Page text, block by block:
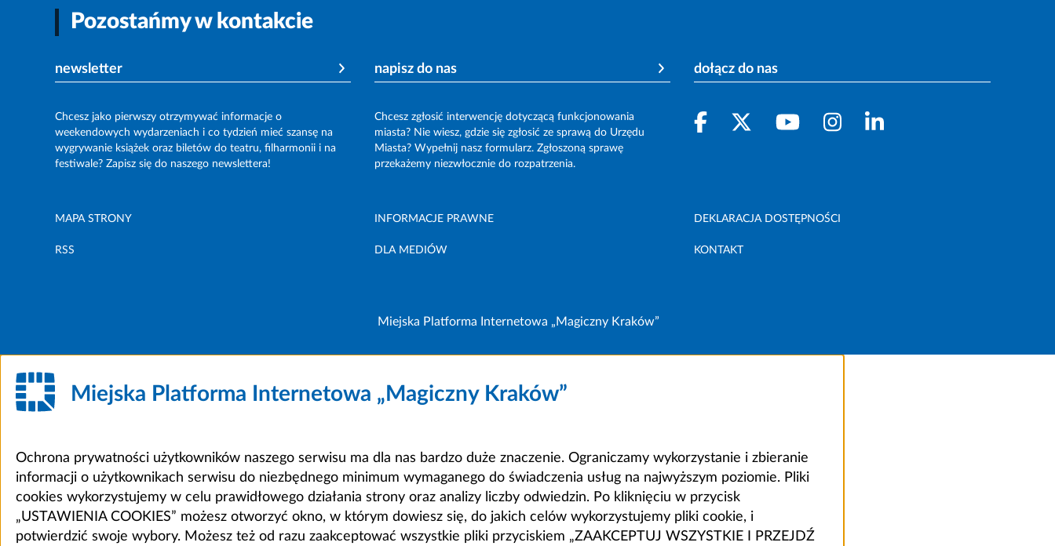
Pozostańmy w kontakcie
newsletter
Chcesz jako pierwszy otrzymywać informacje o
weekendowych wydarzeniach i co tydzień mieć szansę na
wygrywanie książek oraz biletów do teatru, filharmonii i na
festiwale? Zapisz się do naszego newslettera!
napisz do nas
Chcesz zgłosić interwencję dotyczącą funkcjonowania
miasta? Nie wiesz, gdzie się zgłosić ze sprawą do Urzędu
Miasta? Wypełnij nasz formularz. Zgłoszoną sprawę
przekażemy niezwłocznie do rozpatrzenia.
dołącz do nas
MAPA STRONY INFORMACJE PRAWNE DEKLARACJA DOSTĘPNOŚCI
RSS DLA MEDIÓW KONTAKT
Miejska Platforma Internetowa „Magiczny Kraków”
Miejska Platforma Internetowa „Magiczny Kraków”
Ochrona prywatności użytkowników naszego serwisu ma dla nas bardzo duże znaczenie. Ograniczamy wykorzystanie i zbieranie
informacji o użytkownikach serwisu do niezbędnego minimum wymaganego do świadczenia usług na najwyższym poziomie. Pliki
cookies wykorzystujemy w celu prawidłowego działania strony oraz analizy liczby odwiedzin. Po kliknięciu w przycisk
„USTAWIENIA COOKIES” możesz otworzyć okno, w którym dowiesz się, do jakich celów wykorzystujemy pliki cookie, i
potwierdzić swoje wybory. Możesz też od razu zaakceptować wszystkie pliki przyciskiem „ZAAKCEPTUJ WSZYSTKIE I PRZEJDŹ